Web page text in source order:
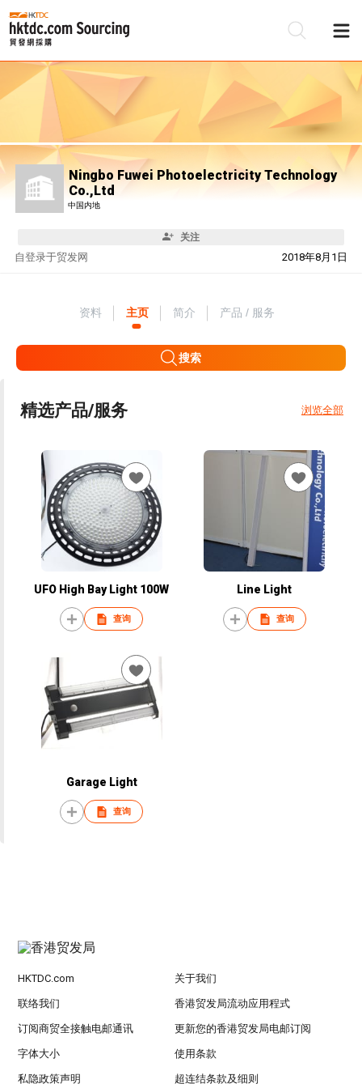
Ningbo Fuwei Photoelectricity Technology
Co.,Ltd
中国内地
关注
自 2018年8月1日
登录于贸发网
资料 主页 简介 产品 / 服务
搜索
精选产品/服务 浏览全部
UFO High Bay Light 100W
查询
Line Light
查询
Garage Light
查询
HKTDC.com 关于我们
联络我们 香港贸发局流动应用程式
订阅商贸全接触电邮通讯 更新您的香港贸发局电邮订阅
字体大小 使用条款
私隐政策声明 超连结条款及细则